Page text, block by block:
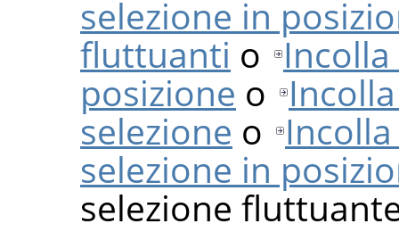
selezione in
fluttuanti o
posizione o
selezione o
selezione in
selezione